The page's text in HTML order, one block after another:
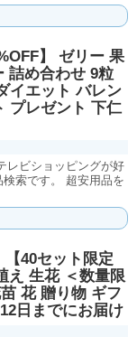
】 ゼリー 果
詰め合わせ 9粒
イエット バレン
プレゼント 下仁
レビショッピングが好
索です。 超安用品を
40セット限定
え 生花 ＜数量限
花 贈り物 ギフ
日までにお届け